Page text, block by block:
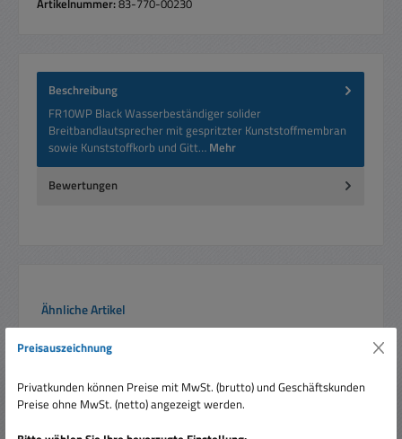
Beschreibung
FR10WP Black Wasserbeständiger solider
Breitbandlautsprecher mit gespritzter Kunststoffmembran
sowie Kunststoffkorb und Gitt… Mehr
Bewertungen
Produktgalerie überspringen
Ähnliche Artikel
%Rabatt
Preisauszeichnung
Privatkunden können Preise mit MwSt. (brutto) und Geschäftskunden
Preise ohne MwSt. (netto) angezeigt werden.